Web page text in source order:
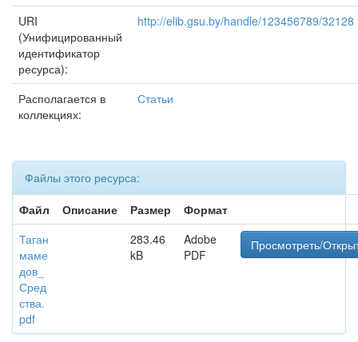
URI
(Унифицированный
идентификатор
ресурса):
http://elib.gsu.by/handle/123456789/32128
Располагается в
коллекциях:
Статьи
Файлы этого ресурса:
Файл
Описание Размер
Формат
Таган
маме
дов_
Сред
ства.
pdf
283.46
kB
Adobe
PDF
Просмотреть/